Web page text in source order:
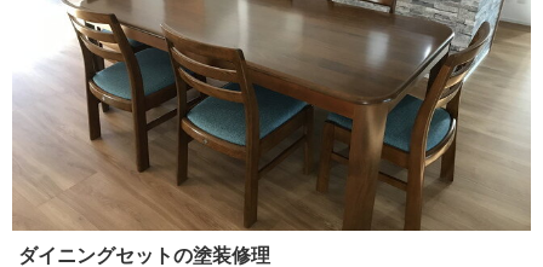
ダイニングセットの塗装修理